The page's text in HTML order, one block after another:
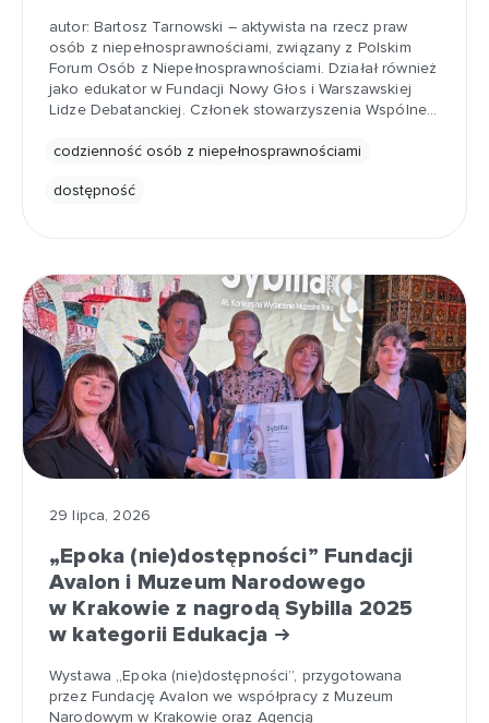
autor: Bartosz Tarnowski – aktywista na rzecz praw
osób z niepełnosprawnościami, związany z Polskim
Forum Osób z Niepełnosprawnościami. Działał również
jako edukator w Fundacji Nowy Głos i Warszawskiej
Lidze Debatanckiej. Członek stowarzyszenia Wspólne…
codzienność osób z niepełnosprawnościami
dostępność
29 lipca, 2026
„Epoka (nie)dostępności” Fundacji
Avalon i Muzeum Narodowego
w Krakowie z nagrodą Sybilla 2025
w kategorii Edukacja
Wystawa „Epoka (nie)dostępności”, przygotowana
przez Fundację Avalon we współpracy z Muzeum
Narodowym w Krakowie oraz Agencją